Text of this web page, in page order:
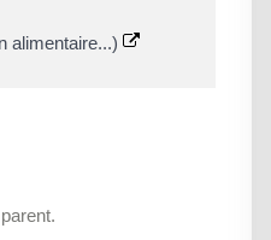
alimentaire...)